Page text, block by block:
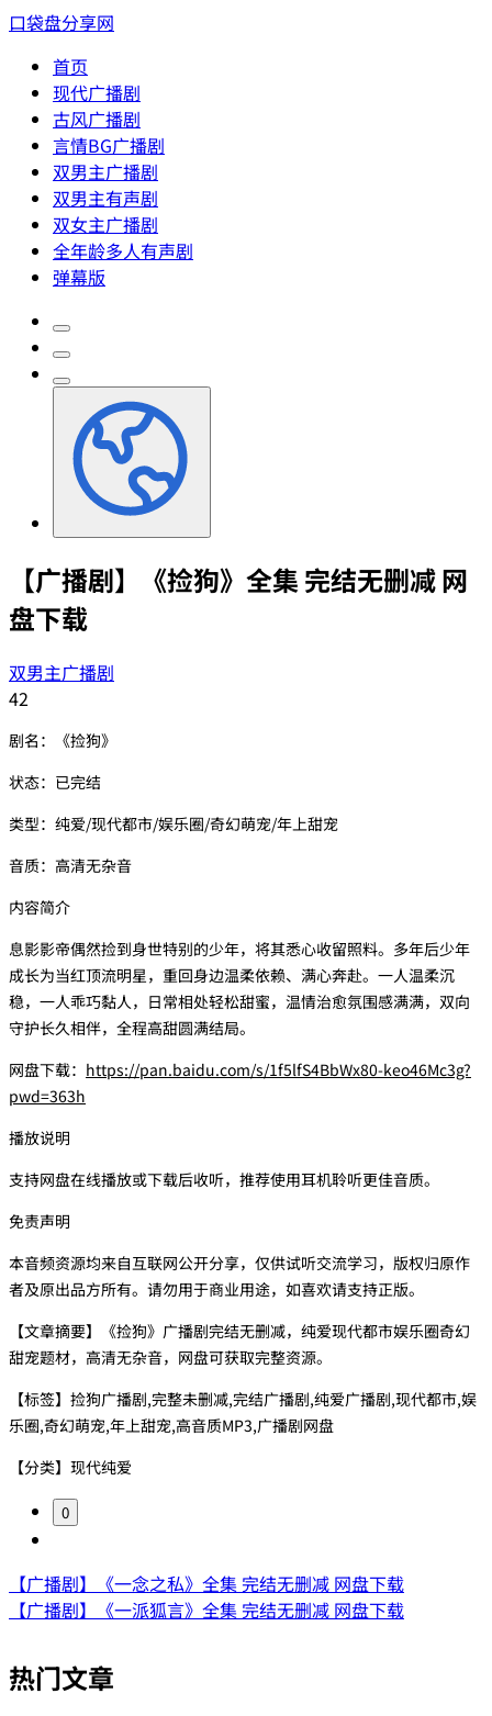
口袋盘分享网
首页
现代广播剧
古风广播剧
言情BG广播剧
双男主广播剧
双男主有声剧
双女主广播剧
全年龄多人有声剧
弹幕版
【广播剧】《捡狗》全集 完结无删减 网
盘下载
双男主广播剧
42
剧名：《捡狗》
状态：已完结
类型：纯爱/现代都市/娱乐圈/奇幻萌宠/年上甜宠
音质：高清无杂音
内容简介
息影影帝偶然捡到身世特别的少年，将其悉心收留照料。多年后少年
成长为当红顶流明星，重回身边温柔依赖、满心奔赴。一人温柔沉
稳，一人乖巧黏人，日常相处轻松甜蜜，温情治愈氛围感满满，双向
守护长久相伴，全程高甜圆满结局。
网盘下载： https://pan.baidu.com/s/1f5lfS4BbWx80-keo46Mc3g?
pwd=363h
播放说明
支持网盘在线播放或下载后收听，推荐使用耳机聆听更佳音质。
免责声明
本音频资源均来自互联网公开分享，仅供试听交流学习，版权归原作
者及原出品方所有。请勿用于商业用途，如喜欢请支持正版。
【文章摘要】《捡狗》广播剧完结无删减，纯爱现代都市娱乐圈奇幻
甜宠题材，高清无杂音，网盘可获取完整资源。
【标签】捡狗广播剧,完整未删减,完结广播剧,纯爱广播剧,现代都市,娱
乐圈,奇幻萌宠,年上甜宠,高音质MP3,广播剧网盘
【分类】现代纯爱
0
【广播剧】《一念之私》全集 完结无删减 网盘下载
【广播剧】《一派狐言》全集 完结无删减 网盘下载
热门文章